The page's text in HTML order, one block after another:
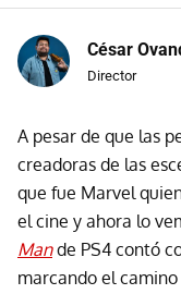
César
Director
A pesar de que las
creadoras de las
que fue Marvel
el cine y ahora lo
Mande PS4 contó
marcando el